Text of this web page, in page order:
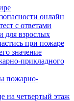
онлайн
с ответами
для взрослых
при пожаре
значение
прикладного
пожарно-
на четвертый этаж